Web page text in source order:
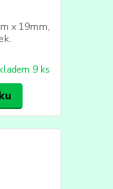
x 19mm,
9 ks